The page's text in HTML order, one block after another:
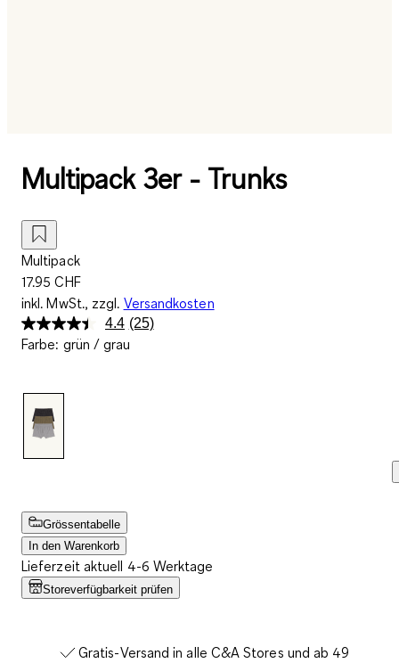
Multipack 3er - Trunks
Multipack
17.95 CHF
inkl. MwSt., zzgl. Versandkosten
4.4 25
Bewertungen
(25)
Farbe: grün / grau
Grössentabelle
In den Warenkorb
Lieferzeit aktuell 4-6 Werktage
Storeverfügbarkeit prüfen
Gratis-Versand in alle C&A Stores und ab 49